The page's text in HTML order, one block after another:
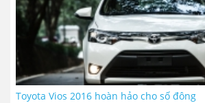
Toyota Vios 2016 hoàn hảo cho số đông